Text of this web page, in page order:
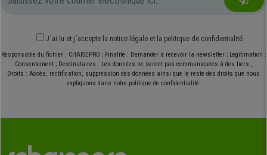
J´ai lu et j´accepte la notice légale et la politique de confidentialité
Responsable du fichier : CHAISEPRO ; Finalité : Demander à recevoir la newsletter ; Légitimation :
Consentement ; Destinataires : Les données ne seront pas communiquées à des tiers ;
Droits : Accès, rectification, suppression des données ainsi que le reste des droits que nous
expliquons dans notre politique de confidentialité.